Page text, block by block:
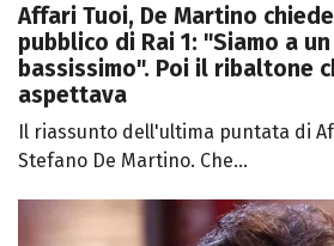
Affari Tuoi, De Martino
pubblico di Rai 1: "Siamo a
bassissimo". Poi il ribaltone
aspettava
Il riassunto dell'ultima puntata di
Stefano De Martino. Che...